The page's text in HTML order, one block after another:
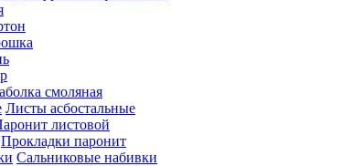
смоляная
Листы асбостальные
листовой
Прокладки паронит
Сальниковые набивки